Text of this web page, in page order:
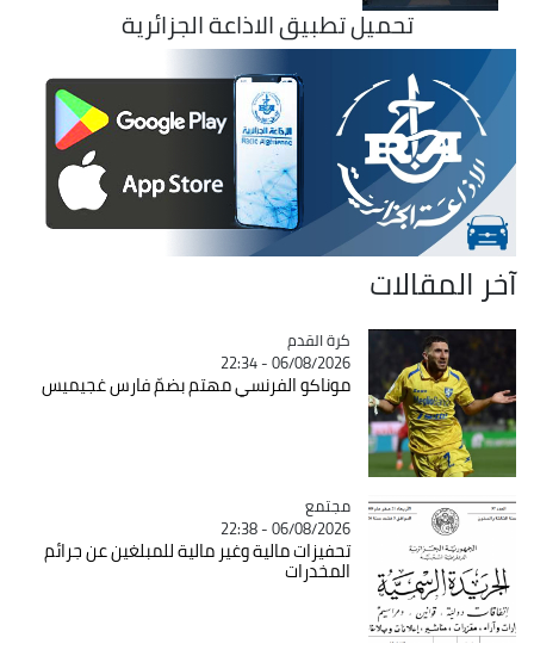
تحميل تطبيق الاذاعة الجزائرية
آخر المقالات
Catégorie
كرة القدم
06/08/2026 - 22:34
موناكو الفرنسي مهتم بضمّ فارس غجيميس
Catégorie
مجتمع
06/08/2026 - 22:38
تحفيزات مالية وغير مالية للمبلغين عن جرائم
المخدرات